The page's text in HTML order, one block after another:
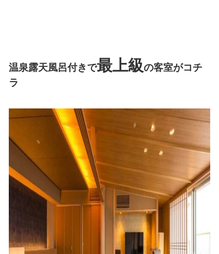
温泉露天風呂付きで最上級の客室がコチ
ラ